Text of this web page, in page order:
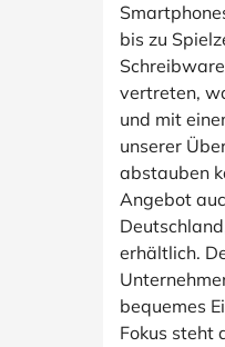
bis zu
vertreten,
und mit
unserer
abstauben
Angebot
erhältlich.
bequemes
Fokus steht